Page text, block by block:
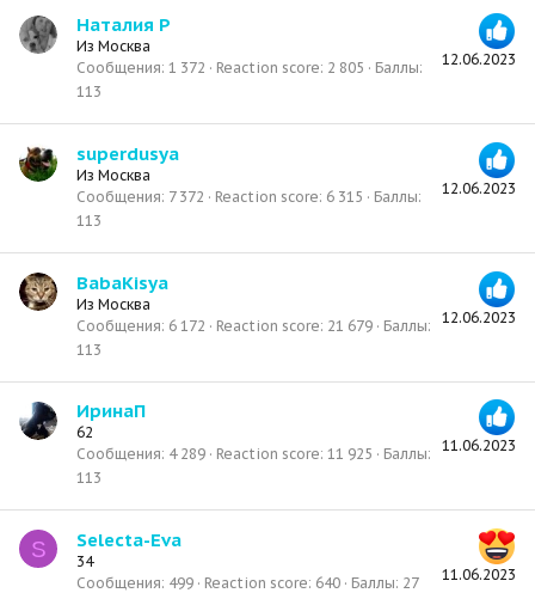
12.06.2023
Наталия Р
Из Москва
Сообщения 1 372 Reaction score 2 805
Баллы
113
12.06.2023
superdusya
Из Москва
Сообщения 7 372 Reaction score 6 315
Баллы
113
12.06.2023
BabaKisya
Из Москва
Сообщения 6 172 Reaction score 21 679
Баллы
113
11.06.2023
ИринаП
62
Сообщения 4 289 Reaction score 11 925
Баллы
113
S
11.06.2023
Selecta-Eva
34
Сообщения 499 Reaction score 640 Баллы 27